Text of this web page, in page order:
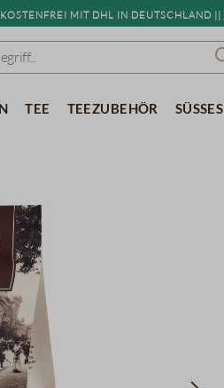
mit DHL in Deutschland ||
Tee Teezubehör Süßes